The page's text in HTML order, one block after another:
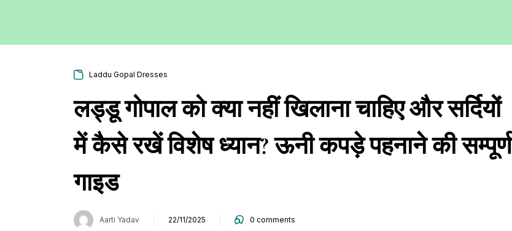
Laddu Gopal Dresses
लड्डू गोपाल को क्या नहीं खिलाना चाहिए और सर्दियों
में कैसे रखें विशेष ध्यान? ऊनी कपड़े पहनाने की सम्पूर्ण
गाइड
Aarti Yadav 22/11/2025 0 comments